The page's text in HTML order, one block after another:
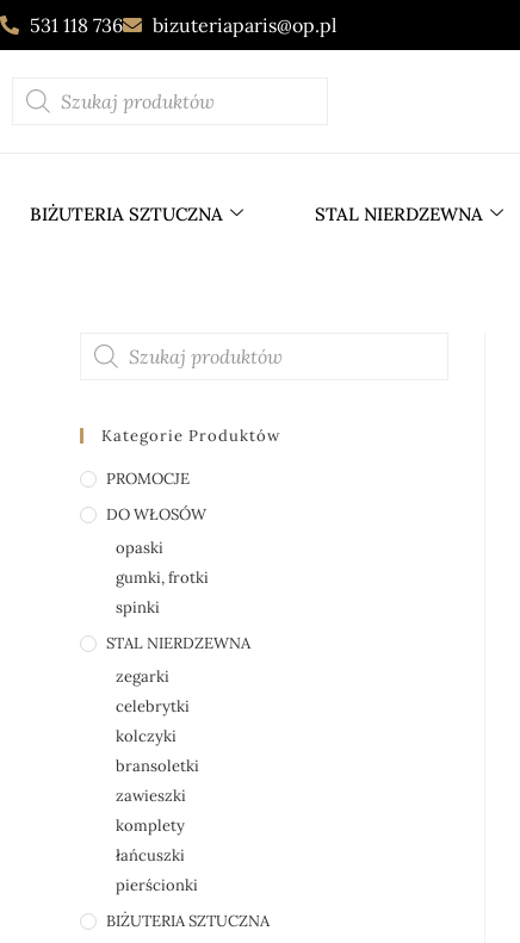
531 118 736 bizuteriaparis@op.pl
BIŻUTERIA SZTUCZNA STAL NIERDZEWNA
Kategorie Produktów
PROMOCJE
DO WŁOSÓW
opaski
gumki, frotki
spinki
STAL NIERDZEWNA
zegarki
celebrytki
kolczyki
bransoletki
zawieszki
komplety
łańcuszki
pierścionki
BIŻUTERIA SZTUCZNA